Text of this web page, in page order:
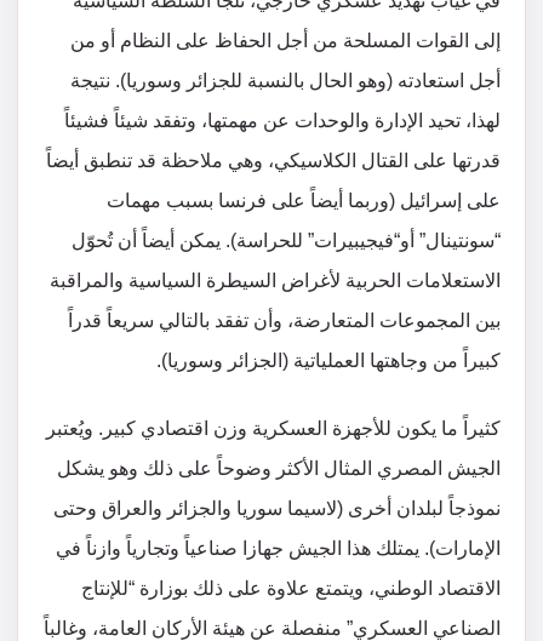
إلى القوات المسلحة من أجل الحفاظ على النظام أو من
أجل استعادته (وهو الحال بالنسبة للجزائر وسوريا). نتيجة
لهذا، تحيد الإدارة والوحدات عن مهمتها، وتفقد شيئاً فشيئاً
قدرتها على القتال الكلاسيكي، وهي ملاحظة قد تنطبق أيضاً
على إسرائيل (وربما أيضاً على فرنسا بسبب مهمات
“سونتينال” أو“فيجيبيرات” للحراسة). يمكن أيضاً أن تُحوّل
الاستعلامات الحربية لأغراض السيطرة السياسية والمراقبة
بين المجموعات المتعارضة، وأن تفقد بالتالي سريعاً قدراً
كبيراً من وجاهتها العملياتية (الجزائر وسوريا).
كثيراً ما يكون للأجهزة العسكرية وزن اقتصادي كبير. ويُعتبر
الجيش المصري المثال الأكثر وضوحاً على ذلك وهو يشكل
نموذجاً لبلدان أخرى (لاسيما سوريا والجزائر والعراق وحتى
الإمارات). يمتلك هذا الجيش جهازا صناعياً وتجارياً وازناً في
الاقتصاد الوطني، ويتمتع علاوة على ذلك بوزارة “للإنتاج
الصناعي العسكري” منفصلة عن هيئة الأركان العامة، وغالباً